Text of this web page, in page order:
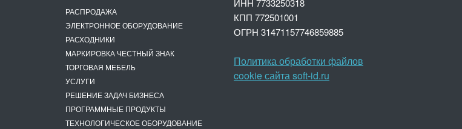
РАСПРОДАЖА
ЭЛЕКТРОННОЕ ОБОРУДОВАНИЕ
РАСХОДНИКИ
МАРКИРОВКА ЧЕСТНЫЙ ЗНАК
ТОРГОВАЯ МЕБЕЛЬ
УСЛУГИ
РЕШЕНИЕ ЗАДАЧ БИЗНЕСА
ПРОГРАММНЫЕ ПРОДУКТЫ
ТЕХНОЛОГИЧЕСКОЕ ОБОРУДОВАНИЕ
ИНН 7733250318
КПП 772501001
ОГРН 31471157746859885
Политика обработки файлов
cookie сайта soft-id.ru